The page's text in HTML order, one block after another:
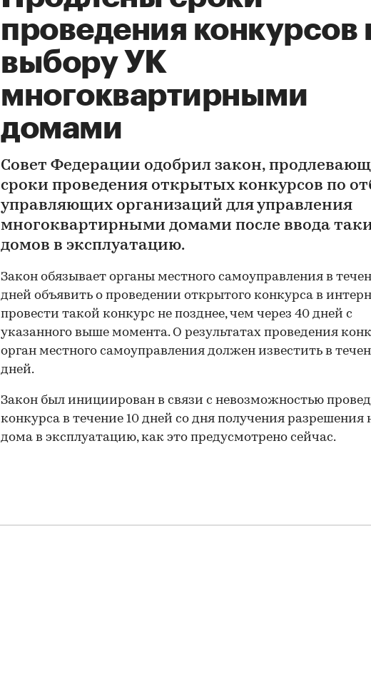
проведения конкурсов
выбору УК
многоквартирными
домами
Совет Федерации одобрил закон,
сроки проведения открытых конкурсов по
управляющих организаций для управления
многоквартирными домами после ввода
домов в эксплуатацию.
Закон обязывает органы местного самоуправления в
дней объявить о проведении открытого конкурса в
провести такой конкурс не позднее, чем через 40 дней с
указанного выше момента. О результатах проведения
орган местного самоуправления должен известить в
дней.
Закон был инициирован в связи с невозможностью
конкурса в течение 10 дней со дня получения разрешения
дома в эксплуатацию, как это предусмотрено сейчас.